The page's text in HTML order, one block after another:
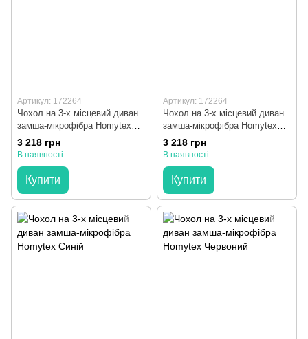
Артикул: 172264
Чохол на 3-х місцевий диван
замша-мікрофібра Homytex
Фіолетовий
3 218 грн
В наявності
Купити
Артикул: 172264
Чохол на 3-х місцевий диван
замша-мікрофібра Homytex
Чорний
3 218 грн
В наявності
Купити